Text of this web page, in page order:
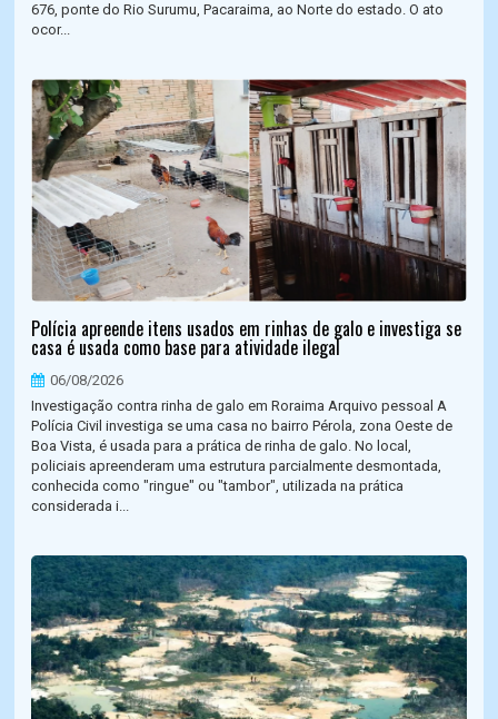
676, ponte do Rio Surumu, Pacaraima, ao Norte do estado. O ato
ocor...
Polícia apreende itens usados em rinhas de galo e investiga se
casa é usada como base para atividade ilegal
06/08/2026
Investigação contra rinha de galo em Roraima Arquivo pessoal A
Polícia Civil investiga se uma casa no bairro Pérola, zona Oeste de
Boa Vista, é usada para a prática de rinha de galo. No local,
policiais apreenderam uma estrutura parcialmente desmontada,
conhecida como "ringue" ou "tambor", utilizada na prática
considerada i...